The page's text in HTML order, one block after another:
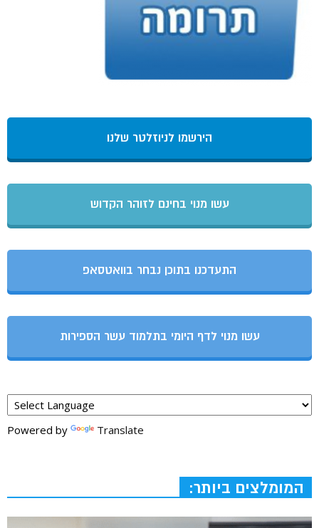
הירשמו לניוזלטר שלנו
עשו מנוי בחינם לזוהר הקדוש
התעדכנו בתוכן נבחר בוואטסאפ
עשו מנוי לדף היומי בתלמוד עשר הספירות
Powered by Translate
המומלצים ביותר: